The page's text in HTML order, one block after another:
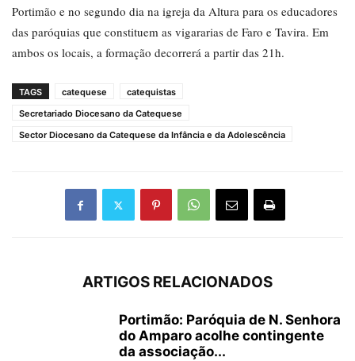
Portimão e no segundo dia na igreja da Altura para os educadores
das paróquias que constituem as vigararias de Faro e Tavira. Em
ambos os locais, a formação decorrerá a partir das 21h.
TAGS catequese
catequistas
Secretariado Diocesano da Catequese
Sector Diocesano da Catequese da Infância e da Adolescência
ARTIGOS RELACIONADOS
Portimão: Paróquia de N. Senhora
do Amparo acolhe contingente
da associação...